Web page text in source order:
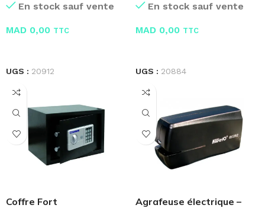
En stock sauf vente
MAD 0,00 TTC
UGS : 20912
En stock sauf vente
MAD 0,00 TTC
UGS : 20884
Coffre Fort Agrafeuse électrique –